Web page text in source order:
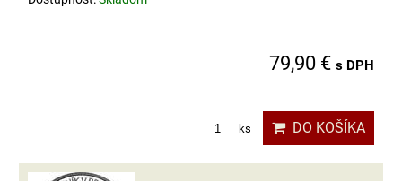
79,90 € s DPH
ks DO KOŠÍKA